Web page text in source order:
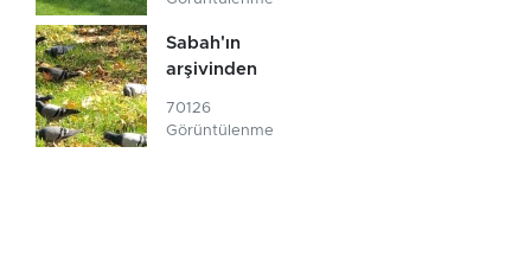
Sabah'ın
arşivinden
70126
Görüntülenme